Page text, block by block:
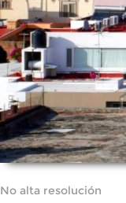
No alta resolución